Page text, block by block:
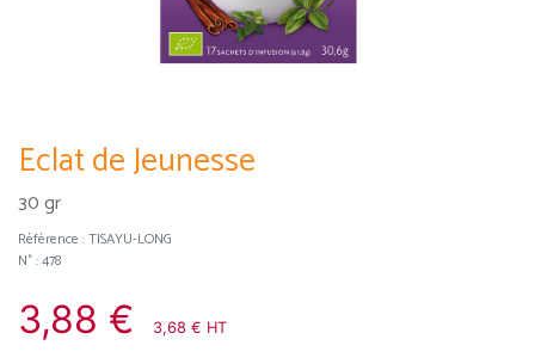
Eclat de Jeunesse
30 gr
Référence :TISAYU-LONG
N° : 478
3,88 € 3,68 € HT